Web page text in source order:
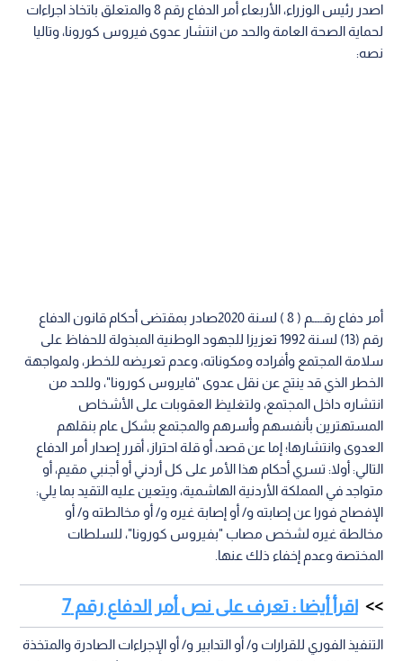
اصدر رئيس الوزراء، الأربعاء أمر الدفاع رقم 8 والمتعلق باتخاذ اجراءات
لحماية الصحة العامة والحد من انتشار عدوى فيروس كورونا، وتاليا
نصه:
أمر دفاع رقــــم ( 8 ) لسنة 2020صادر بمقتضى أحكام قانون الدفاع
رقم (13) لسنة 1992 تعزيزا للجهود الوطنية المبذولة للحفاظ على
سلامة المجتمع وأفراده ومكوناته، وعدم تعريضه للخطر، ولمواجهة
الخطر الذي قد ينتج عن نقل عدوى "فايروس كورونا"، وللحد من
انتشاره داخل المجتمع، ولتغليظ العقوبات على الأشخاص
المستهترين بأنفسهم وأسرهم والمجتمع بشكل عام بنقلهم
العدوى وانتشارها؛ إما عن قصد، أو قلة احتراز، أقرر إصدار أمر الدفاع
التالي: أولا: تسري أحكام هذا الأمر على كل أردني أو أجنبي مقيم، أو
متواجد في المملكة الأردنية الهاشمية، ويتعين عليه التقيد بما يلي:
الإفصاح فورا عن إصابته و/ أو إصابة غيره و/ أو مخالطته و/ أو
مخالطة غيره لشخص مصاب "بفيروس كورونا"، للسلطات
المختصة وعدم إخفاء ذلك عنها.
اقرأ أيضا : تعرف على نص أمر الدفاع رقم 7
التنفيذ الفوري للقرارات و/ أو التدابير و/ أو الإجراءات الصادرة والمتخذة